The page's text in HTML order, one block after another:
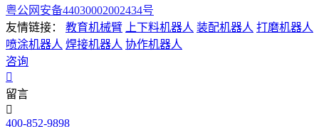
粤公网安备44030002002434号
友情链接：
教育机械臂 上下料机器人 装配机器人 打磨机器人
喷涂机器人 焊接机器人 协作机器人
咨询
留言
400-852-9898